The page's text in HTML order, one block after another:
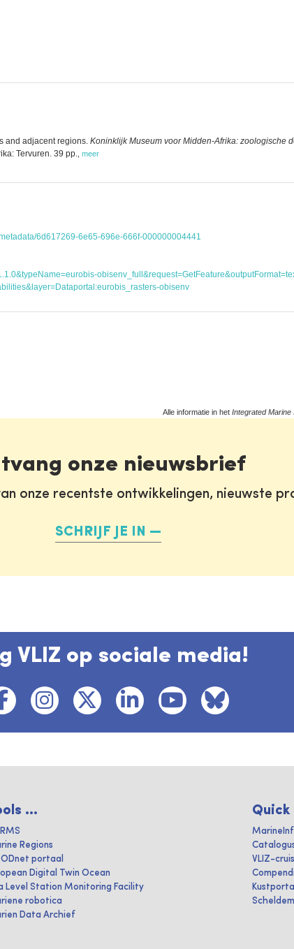
and adjacent regions. Koninklijk Museum voor Midden-Afrika: zoologische
Tervuren. 39 pp. meer
6d617269-6e65-696e-666f-000000004441
obisenv
Alle informatie in het Integrated Marine
onze nieuwsbrief
onze recentste ontwikkelingen, nieuwste
SCHRIJF JE IN
VLIZ op sociale media!
...
Regions
portaal
Digital Twin Ocean
Level Station Monitoring Facility
robotica
Data Archief
Quick
VLIZ-